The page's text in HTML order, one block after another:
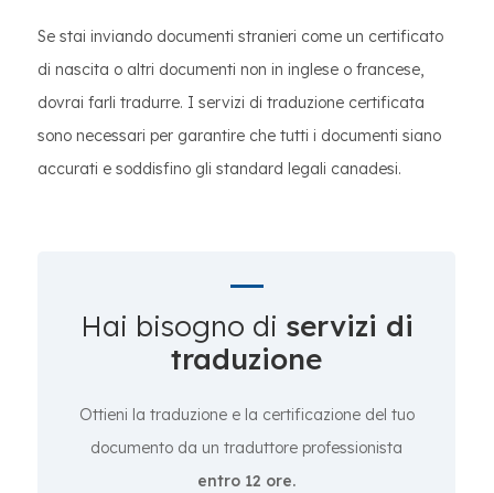
Se stai inviando documenti stranieri come un certificato
di nascita o altri documenti non in inglese o francese,
dovrai farli tradurre. I servizi di traduzione certificata
sono necessari per garantire che tutti i documenti siano
accurati e soddisfino gli standard legali canadesi.
Hai bisogno di servizi di
traduzione
Ottieni la traduzione e la certificazione del tuo
documento da un traduttore professionista
entro 12 ore.